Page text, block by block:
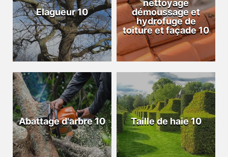
Elagueur 10
nettoyage
démoussage et
hydrofuge de
toiture et façade 10
Abattage d'arbre 10 Taille de haie 10